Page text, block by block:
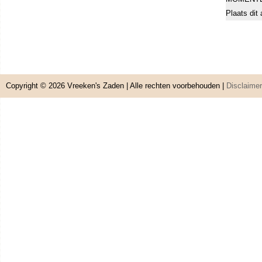
Plaats dit
Copyright © 2026 Vreeken's Zaden | Alle rechten voorbehouden | Disclaimer